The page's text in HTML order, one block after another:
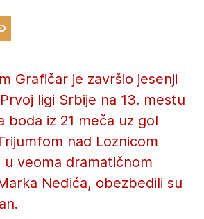
Grafičar je završio jesenji
ligi Srbije na 13. mestu
boda iz 21 meča uz gol
nad Loznicom
u veoma dramatičnom
Neđića, obezbedili su